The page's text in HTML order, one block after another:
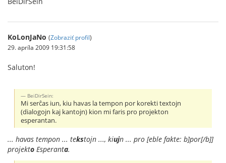
KoLonJaNo (Zobraziť profil)
29. apríla 2009 19:31:58
Saluton!
BeiDirSein:
Mi serĉas iun, kiu havas la tempon por korekti textojn
(dialogojn kaj kantojn) kion mi faris pro projekton
esperantan.
... havas tempon ... tekstojn ..., kiujn ... pro [eble fakte: b]por[/b]]
projekto Esperanta.